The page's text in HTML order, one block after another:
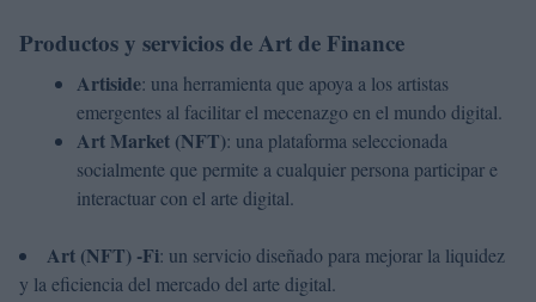
Productos y servicios de Art de Finance
Artiside: una herramienta que apoya a los artistas
emergentes al facilitar el mecenazgo en el mundo digital.
Art Market (NFT): una plataforma seleccionada
socialmente que permite a cualquier persona participar e
interactuar con el arte digital.
Art (NFT) -Fi: un servicio diseñado para mejorar la liquidez
y la eficiencia del mercado del arte digital.